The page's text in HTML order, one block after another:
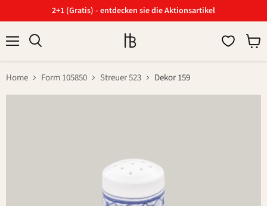
2+1 (Gratis) - entdecken sie die Aktionsartikel
Home Form 105850 Streuer 523 Dekor 159